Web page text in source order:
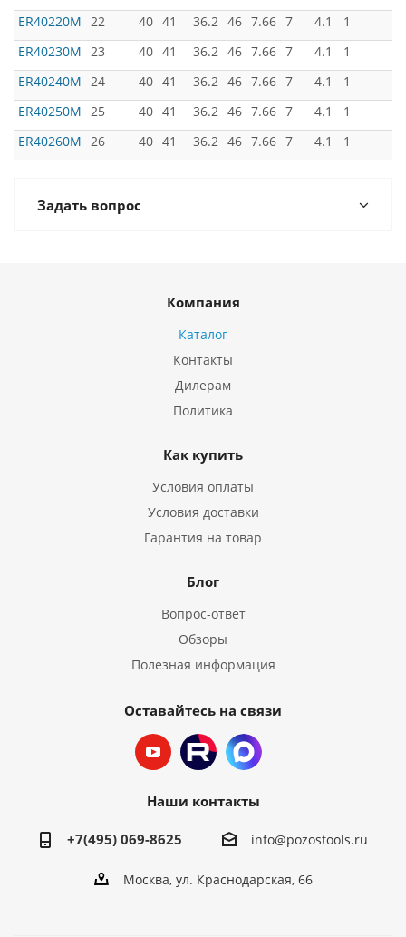
ER40220M 22 40 41 36.2 46 7.66 7 4.1
1
ER40230M 23 40 41 36.2 46 7.66 7 4.1
1
ER40240M 24 40 41 36.2 46 7.66 7 4.1
1
ER40250M 25 40 41 36.2 46 7.66 7 4.1
1
ER40260M 26 40 41 36.2 46 7.66 7 4.1 1
Задать вопрос
Компания
Каталог
Контакты
Дилерам
Политика
Как купить
Условия оплаты
Условия доставки
Гарантия на товар
Блог
Вопрос-ответ
Обзоры
Полезная информация
Оставайтесь на связи
Наши контакты
+7(495) 069-8625 info@pozostools.ru
Москва, ул. Краснодарская, 66